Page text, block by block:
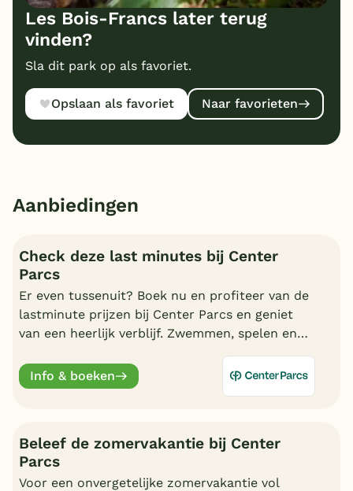
Les Bois-Francs later terug
vinden?
Sla dit park op als favoriet.
Opslaan als favoriet Naar favorieten
Aanbiedingen
Check deze last minutes bij Center
Parcs
Er even tussenuit? Boek nu en profiteer van de
lastminute prijzen bij Center Parcs en geniet
van een heerlijk verblijf. Zwemmen, spelen en
Info & boeken
Beleef de zomervakantie bij Center
Parcs
Voor een onvergetelijke zomervakantie vol